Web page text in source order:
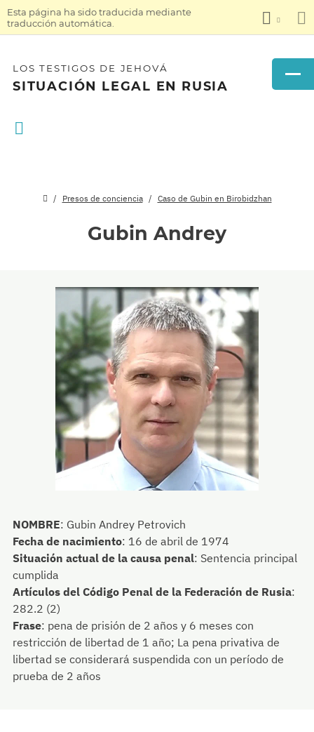
Esta página ha sido traducida mediante
traducción automática.
LOS TESTIGOS DE JEHOVÁ
SITUACIÓN LEGAL EN RUSIA
Presos de conciencia Caso de Gubin en Birobidzhan
Gubin Andrey
NOMBRE: Gubin Andrey Petrovich
Fecha de nacimiento: 16 de abril de 1974
Situación actual de la causa penal: Sentencia principal
cumplida
Artículos del Código Penal de la Federación de Rusia:
282.2 (2)
Frase: pena de prisión de 2 años y 6 meses con
restricción de libertad de 1 año; La pena privativa de
libertad se considerará suspendida con un período de
prueba de 2 años